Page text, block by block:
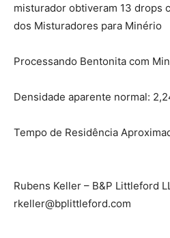
misturador obtiveram 13 drops
dos Misturadores para Minério
Processando Bentonita com
Densidade aparente normal:
Tempo de Residência
Rubens Keller – B&P Littleford
rkeller@bplittleford.com